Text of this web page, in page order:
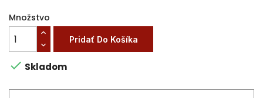
Množstvo
Pridať Do Košíka
 Skladom